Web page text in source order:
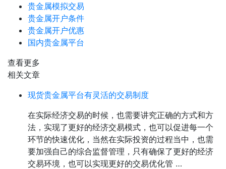
贵金属模拟交易
贵金属开户条件
贵金属开户优惠
国内贵金属平台
查看更多
相关文章
现货贵金属平台有灵活的交易制度
在实际经济交易的时候，也需要讲究正确的方式和方
法，实现了更好的经济交易模式，也可以促进每一个
环节的快速优化，当然在实际投资的过程当中，也需
要加强自己的综合监督管理，只有确保了更好的经济
交易环境，也可以实现更好的交易优化管 …